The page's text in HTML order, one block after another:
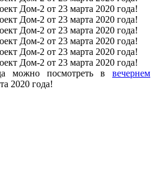
можно посмотреть в вечернем
2020 года!